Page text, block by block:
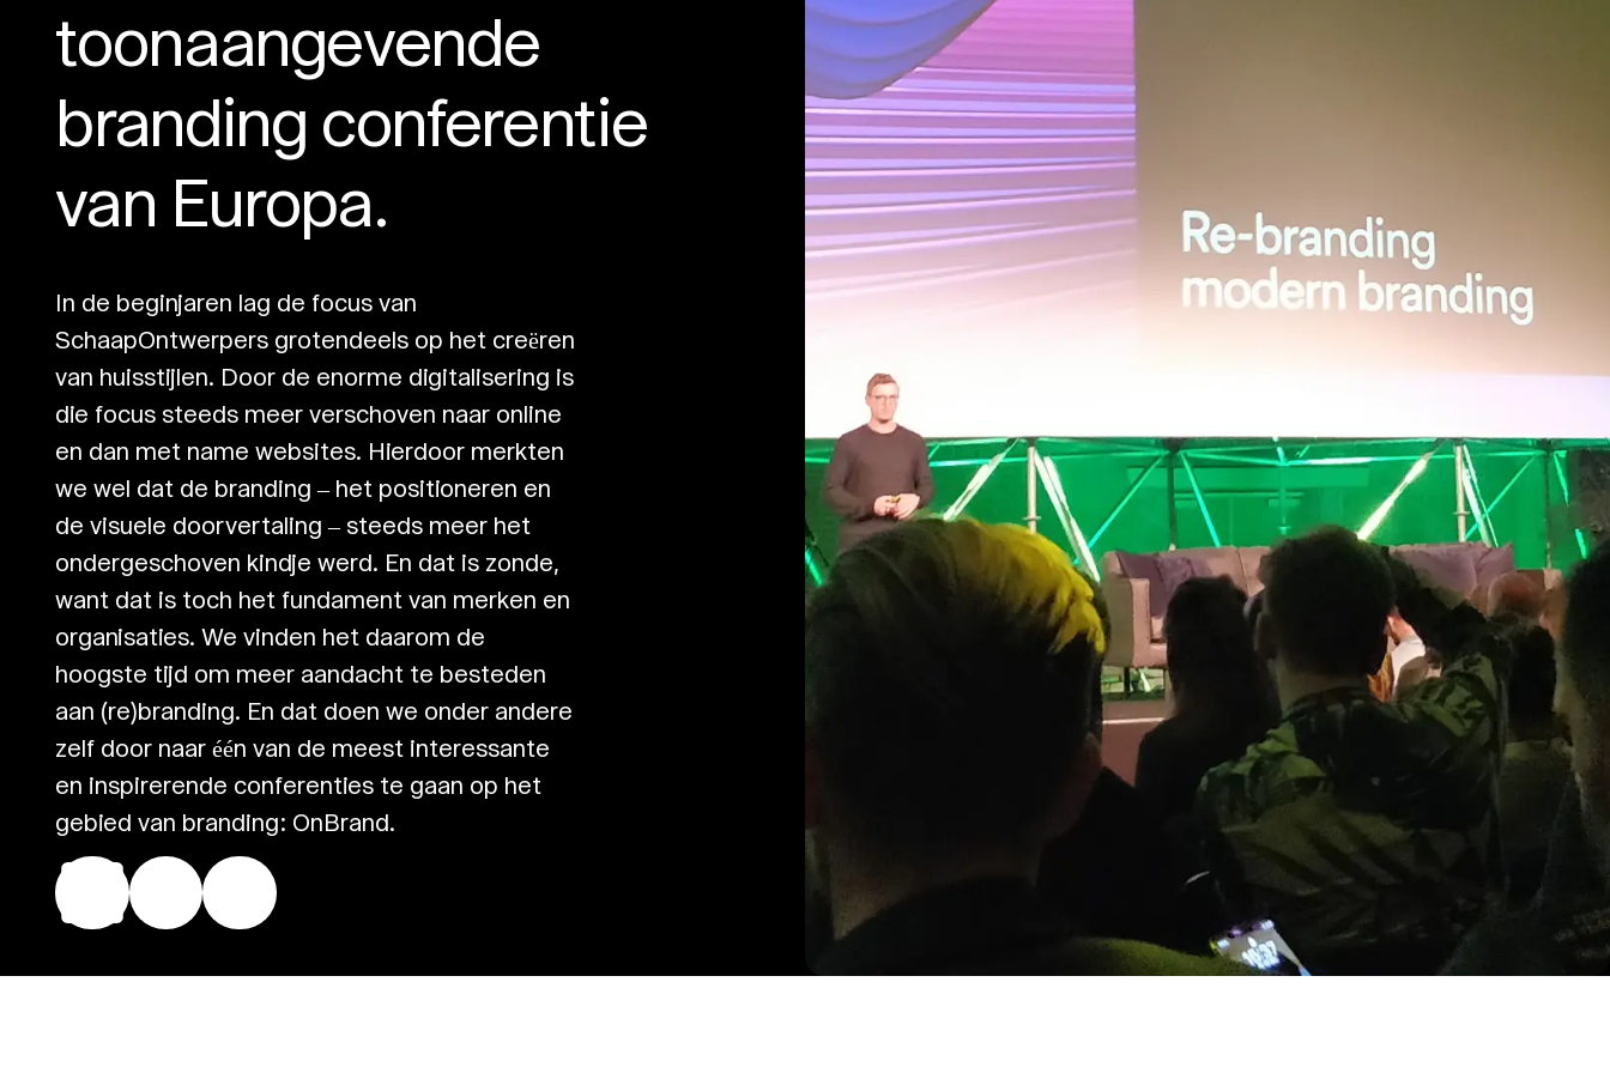
toonaangevende
branding conferentie
van Europa.
In de beginjaren lag de focus van
SchaapOntwerpers grotendeels op het creëren
van huisstijlen. Door de enorme digitalisering is
die focus steeds meer verschoven naar online
en dan met name websites. Hierdoor merkten
we wel dat de branding – het positioneren en
de visuele doorvertaling – steeds meer het
ondergeschoven kindje werd. En dat is zonde,
want dat is toch het fundament van merken en
organisaties. We vinden het daarom de
hoogste tijd om meer aandacht te besteden
aan (re)branding. En dat doen we onder andere
zelf door naar één van de meest interessante
en inspirerende conferenties te gaan op het
gebied van branding: OnBrand.